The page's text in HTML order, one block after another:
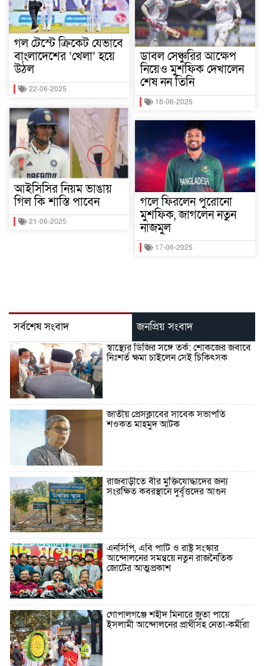
গল টেস্টে ক্রিকেট যেভাবে
বাংলাদেশের ‘খেলা’ হয়ে
উঠল
22-06-2025
আইসিসির নিয়ম ভাঙায়
গিল কি শাস্তি পাবেন
21-06-2025
ডাবল সেঞ্চুরির আক্ষেপ
নিয়েও মুশফিক দেখালেন
শেষ নন তিনি
18-06-2025
গলে ফিরলেন পুরোনো
মুশফিক, জাগলেন নতুন
নাজমুল
17-06-2025
সর্বশেষ সংবাদ জনপ্রিয় সংবাদ
স্বাস্থ্যের ডিজির সঙ্গে তর্ক: শোকজের জবাবে
নিঃশর্ত ক্ষমা চাইলেন সেই চিকিৎসক
জাতীয় প্রেসক্লাবের সাবেক সভাপতি
শওকত মাহমুদ আটক
রাজবাড়ীতে বীর মুক্তিযোদ্ধাদের জন্য
সংরক্ষিত কবরস্থানে দুর্বৃত্তদের আগুন
এনসিপি, এবি পার্টি ও রাষ্ট্র সংস্কার
আন্দোলনের সমন্বয়ে নতুন রাজনৈতিক
জোটের আত্মপ্রকাশ
গোপালগঞ্জে শহীদ মিনারে জুতা পায়ে
ইসলামী আন্দোলনের প্রার্থীসহ নেতা-কর্মীরা